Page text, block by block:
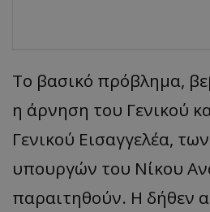
Το βασικό πρόβλημα,
η άρνηση του Γενικού
Γενικού Εισαγγελέα,
υπουργών του Νίκου
παραιτηθούν. Η δήθεν